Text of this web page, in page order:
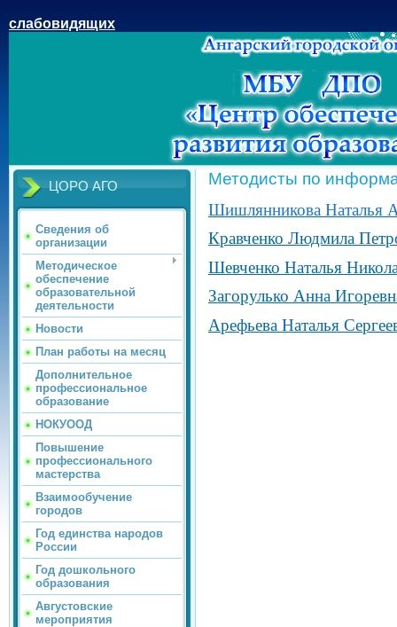
слабовидящих
ЦОРО АГО
Сведения об
организации
Методическое
обеспечение
образовательной
деятельности
Новости
План работы на месяц
Дополнительное
профессиональное
образование
НОКУООД
Повышение
профессионального
мастерства
Взаимообучение
городов
Год единства народов
России
Год дошкольного
образования
Августовские
мероприятия
Методисты по
Шишлянникова Наталья
Кравченко Людмила
Шевченко Наталья
Загорулько Анна
Арефьева Наталья